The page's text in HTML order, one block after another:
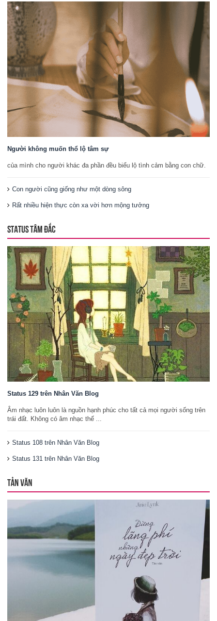
Người không muốn thổ lộ tâm sự
của mình cho người khác đa phần đều biểu lộ tình cảm bằng con chữ.
Con người cũng giống như một dòng sông
Rất nhiều hiện thực còn xa vời hơn mộng tưởng
STATUS TÂM ĐẮC
Status 129 trên Nhân Văn Blog
Âm nhạc luôn luôn là nguồn hạnh phúc cho tất cả mọi người sống trên
trái đất. Không có âm nhạc thế ...
Status 108 trên Nhân Văn Blog
Status 131 trên Nhân Văn Blog
TẢN VĂN